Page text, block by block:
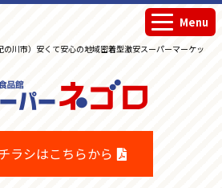
川市）安くて安心の地域密着型激安スーパーマーケッ
ラシはこちらから
Menu